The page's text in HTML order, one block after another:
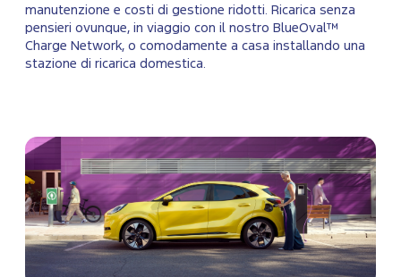
manutenzione e costi di gestione ridotti. Ricarica senza
pensieri ovunque, in viaggio con il nostro BlueOval™
Charge Network, o comodamente a casa installando una
stazione di ricarica domestica.